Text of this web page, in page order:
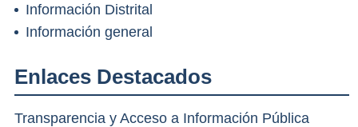
Información Distrital
Información general
Enlaces Destacados
Transparencia y Acceso a Información Pública